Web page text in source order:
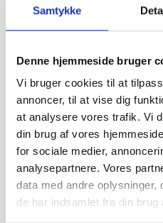
Samtykke
Denne hjemmeside bruger
Vi bruger cookies til at
annoncer, til at vise dig
at analysere vores trafik. Vi
din brug af vores
for sociale medier,
analysepartnere. Vores
data med andre oplysninger,
de har indsamlet fra din brug
computeren skal
arbejdsopgaver,
billedredigering? Uanset
overveje ting som
hukommelse. Det er også
styresystem du ønsker på
er til Windows eller Apples
et bredt udvalg af